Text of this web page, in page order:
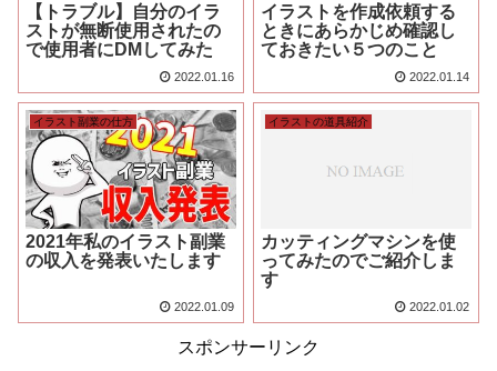
【トラブル】自分のイラ
ストが無断使用されたの
で使用者にDMしてみた
2022.01.16
イラストを作成依頼する
ときにあらかじめ確認し
ておきたい５つのこと
2022.01.14
イラスト副業の仕方
2021年私のイラスト副業
の収入を発表いたします
2022.01.09
イラストの道具紹介
カッティングマシンを使
ってみたのでご紹介しま
す
2022.01.02
スポンサーリンク